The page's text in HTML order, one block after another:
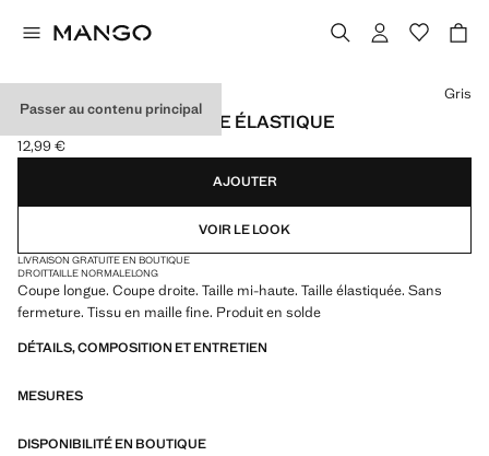
Passer au contenu principal
PANTALON DROIT TAILLE ÉLASTIQUE
Prix actuel [12,99 € ]
12,99 €
Choisissez une couleur
Gris
AJOUTER
VOIR LE LOOK
LIVRAISON GRATUITE EN BOUTIQUE
DROITTAILLE NORMALELONG
Coupe longue. Coupe droite. Taille mi-haute. Taille élastiquée. Sans
fermeture. Tissu en maille fine. Produit en solde
DÉTAILS, COMPOSITION ET ENTRETIEN
MESURES
DISPONIBILITÉ EN BOUTIQUE